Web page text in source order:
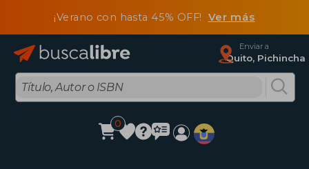
¡Verano con hasta 45% OFF! Ver más
Enviar a
Quito, Pichincha
0